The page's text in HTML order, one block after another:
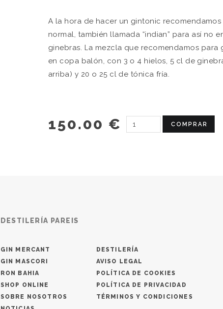
A la hora de hacer un gintonic
normal, también llamada “indian” para así no
ginebras. La mezcla que recomendamos para
en copa balón, con 3 o 4 hielos, 5 cl de
arriba) y 20 o 25 cl de tónica fría.
150.00 € COMPRAR
DESTILERÍA PAREIS
GIN MERCANT
GIN MASCORI
RON BAHIA
SHOP ONLINE
SOBRE NOSOTROS
DESTILERÍA
AVISO LEGAL
POLÍTICA DE COOKIES
POLÍTICA DE PRIVACIDAD
TÉRMINOS Y CONDICIONES